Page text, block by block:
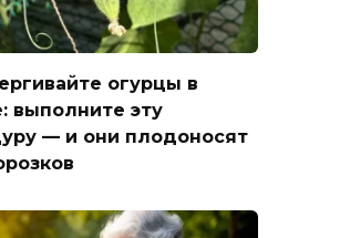
огурцы в
выполните эту
— и они плодоносят